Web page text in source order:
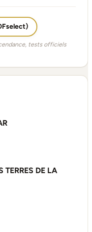
tests officiels
TERRES DE LA